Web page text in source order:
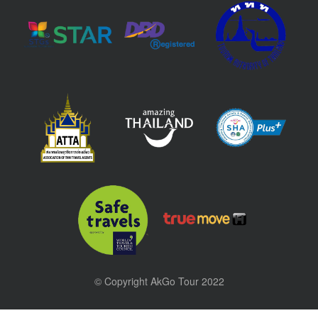
© Copyright AkGo Tour 2022